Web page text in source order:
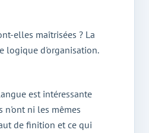
elles maîtrisées ? La
logique d'organisation.
est intéressante
n'ont ni les mêmes
de finition et ce qui